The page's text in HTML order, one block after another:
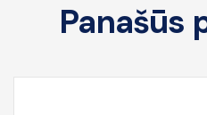
Panašūs